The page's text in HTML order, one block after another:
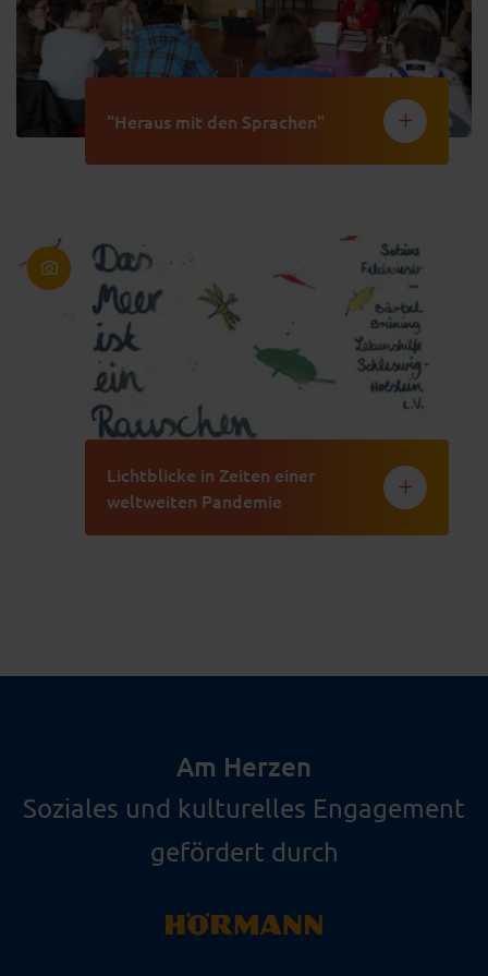
"Heraus mit den Sprachen"
Lichtblicke in Zeiten einer
weltweiten Pandemie
Am Herzen
Soziales und kulturelles Engagement
gefördert durch